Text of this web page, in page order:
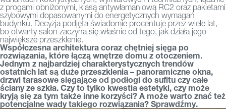
z progami obniżonymi, klasą antywłamaniową RC2 oraz pakietami
szybowymi dopasowanymi do energetycznych wymagań
budynku. Decyzja podjęta świadomie procentuje przez wiele lat,
bo otwarty salon zaczyna się właśnie od tego, jak działa jego
największe przeszklenie.
Współczesna architektura coraz chętniej sięga po
rozwiązania, które łączą wnętrze domu z otoczeniem.
Jednym z najbardziej charakterystycznych trendów
ostatnich lat są duże przeszklenia – panoramiczne okna,
drzwi tarasowe sięgające od podłogi do sufitu czy całe
ściany ze szkła. Czy to tylko kwestia estetyki, czy może
kryją się za tym także inne korzyści? A może warto znać też
potencjalne wady takiego rozwiązania? Sprawdźmy.